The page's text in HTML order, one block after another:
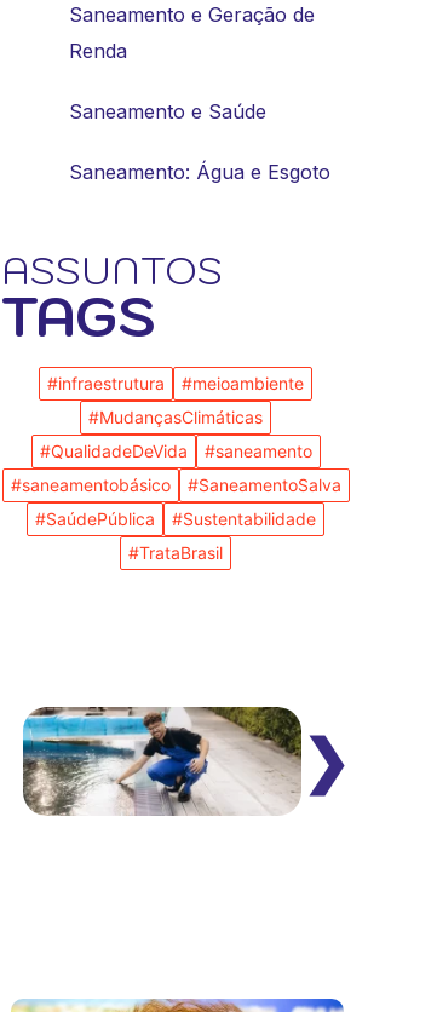
Saneamento e Geração de
Renda
Saneamento e Saúde
Saneamento: Água e Esgoto
ASSUNTOS
TAGS
#infraestrutura
#meioambiente
#MudançasClimáticas
#QualidadeDeVida
#saneamento
#saneamentobásico
#SaneamentoSalva
#SaúdePública
#Sustentabilidade
#TrataBrasil
❯